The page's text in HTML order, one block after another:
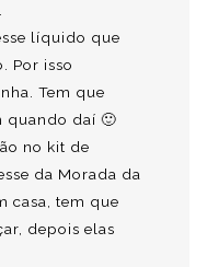
líquido que
Por isso
Tem que
quando daí 🙂
no kit de
da Morada da
casa, tem que
depois elas